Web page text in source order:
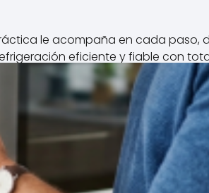
le acompaña en cada paso,
eficiente y fiable con